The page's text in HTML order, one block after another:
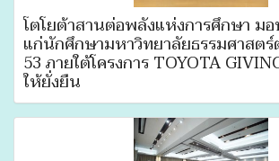
โตโยต้าสานต่อพลังแห่งการศึกษา ม
แก่นักศึกษามหาวิทยาลัยธรรมศาสต
53 ภายใต้โครงการ TOYOTA
ให้ยั่งยืน